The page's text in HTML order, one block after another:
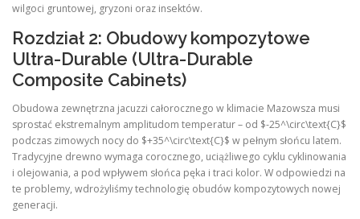
wilgoci gruntowej, gryzoni oraz insektów.
Rozdział 2: Obudowy kompozytowe
Ultra-Durable (Ultra-Durable
Composite Cabinets)
Obudowa zewnętrzna jacuzzi całorocznego w klimacie Mazowsza musi
sprostać ekstremalnym amplitudom temperatur – od $-25^\circ\text{C}$
podczas zimowych nocy do $+35^\circ\text{C}$ w pełnym słońcu latem.
Tradycyjne drewno wymaga corocznego, uciążliwego cyklu cyklinowania
i olejowania, a pod wpływem słońca pęka i traci kolor. W odpowiedzi na
te problemy, wdrożyliśmy technologię obudów kompozytowych nowej
generacji.